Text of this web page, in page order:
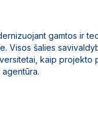
gamtos ir
Visos šalies
kaip projekto